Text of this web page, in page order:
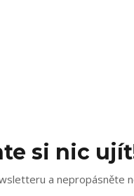
si nic
a nepropásněte